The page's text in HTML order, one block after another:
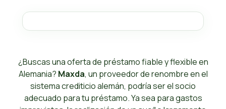
¿Buscas una oferta de préstamo fiable y flexible en
Alemania? Maxda, un proveedor de renombre en el
sistema crediticio alemán, podría ser el socio
adecuado para tu préstamo. Ya sea para gastos